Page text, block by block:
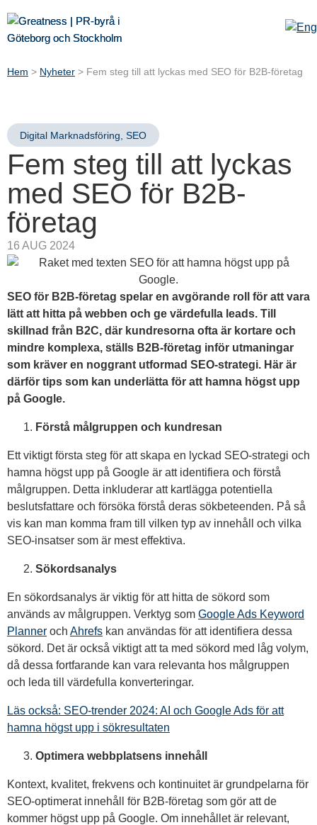
Hem > Nyheter > Fem steg till att lyckas med SEO för B2B-företag
Digital Marknadsföring SEO
Fem steg till att lyckas
med SEO för B2B-
företag
16 AUG 2024
SEO för B2B-företag spelar en avgörande roll för att vara
lätt att hitta på webben och ge värdefulla leads. Till
skillnad från B2C, där kundresorna ofta är kortare och
mindre komplexa, ställs B2B-företag inför utmaningar
som kräver en noggrant utformad SEO-strategi. Här är
därför tips som kan underlätta för att hamna högst upp
på Google.
Förstå målgruppen och kundresan
Ett viktigt första steg för att skapa en lyckad SEO-strategi och
hamna högst upp på Google är att identifiera och förstå
målgruppen. Detta inkluderar att kartlägga potentiella
beslutsfattare och försöka förstå deras sökbeteenden. På så
vis kan man komma fram till vilken typ av innehåll och vilka
SEO-insatser som är mest effektiva.
Sökordsanalys
En sökordsanalys är viktig för att hitta de sökord som
används av målgruppen. Verktyg som Google Ads Keyword
Planner och Ahrefs kan användas för att identifiera dessa
sökord. Det är också viktigt att ta med sökord med låg volym,
då dessa fortfarande kan vara relevanta hos målgruppen
och leda till värdefulla konverteringar.
Läs också: SEO-trender 2024: AI och Google Ads för att
hamna högst upp i sökresultaten
Optimera webbplatsens innehåll
Kontext, kvalitet, frekvens och kontinuitet är grundpelarna för
SEO-optimerat innehåll för B2B-företag som gör att de
kommer högst upp på Google. Om innehållet är relevant,